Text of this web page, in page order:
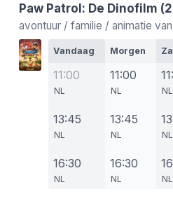
Paw Patrol: De Dinofilm
avontuur / familie / animatie van
Vandaag Morgen
11:00
NL
13:45
NL
16:30
NL
11:00
NL
13:45
NL
16:30
NL
NL
NL
NL